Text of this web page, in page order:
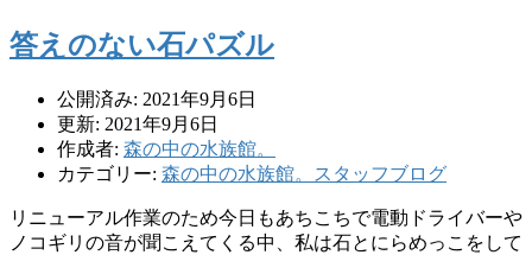
答えのない石パズル
公開済み: 2021年9月6日
更新: 2021年9月6日
作成者: 森の中の水族館。
カテゴリー: 森の中の水族館。スタッフブログ
リニューアル作業のため今日もあちこちで電動ドライバーや
ノコギリの音が聞こえてくる中、私は石とにらめっこをして